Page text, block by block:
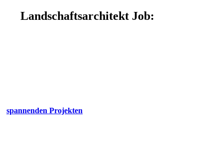
Landschaftsarchitekt Job:
spannenden Projekten